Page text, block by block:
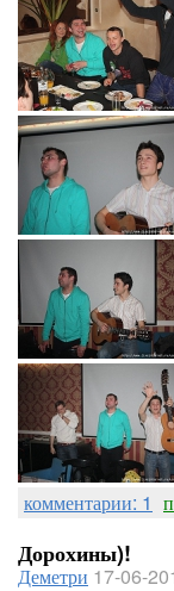
комментарии: 1
Дорохины)!
Деметри 17-06-